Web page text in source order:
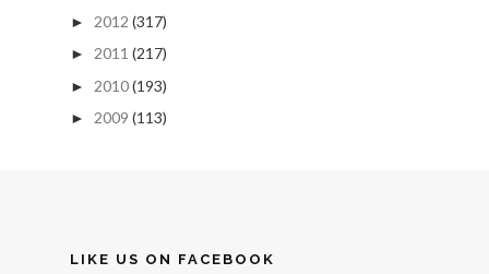
► 2012 (317)
► 2011 (217)
► 2010(193)
► 2009 (113)
LIKE US ON FACEBOOK